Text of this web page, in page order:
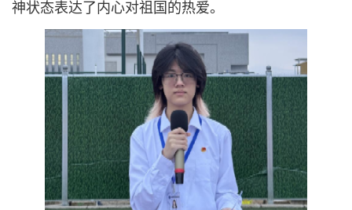
神状态表达了内心对祖国的热爱。